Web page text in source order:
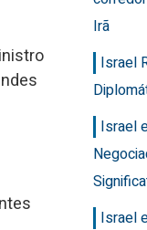
Irã
Israel
Israel
Israel